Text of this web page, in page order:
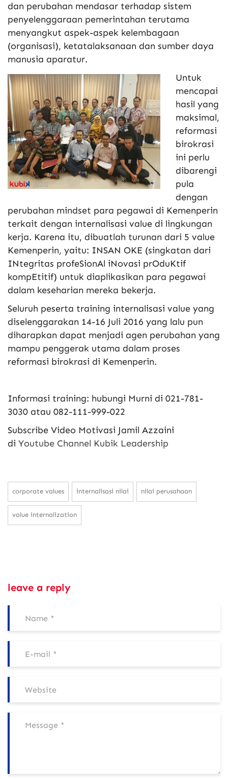
dan perubahan mendasar terhadap sistem
penyelenggaraan pemerintahan terutama
menyangkut aspek-aspek kelembagaan
(organisasi), ketatalaksanaan dan sumber daya
manusia aparatur.
Untuk
mencapai
hasil yang
maksimal,
reformasi
birokrasi
ini perlu
dibarengi
pula
dengan
perubahan mindset para pegawai di Kemenperin
terkait dengan internalisasi value di lingkungan
kerja. Karena itu, dibuatlah turunan dari 5 value
Kemenperin, yaitu: INSAN OKE (singkatan dari
INtegritas profeSionAl iNovasi prOduKtif
kompEtitif) untuk diaplikasikan para pegawai
dalam keseharian mereka bekerja.
Seluruh peserta training internalisasi value yang
diselenggarakan 14-16 Juli 2016 yang lalu pun
diharapkan dapat menjadi agen perubahan yang
mampu penggerak utama dalam proses
reformasi birokrasi di Kemenperin.
Informasi training: hubungi Murni di 021-781-
3030 atau 082-111-999-022
Subscribe Video Motivasi Jamil Azzaini
di Youtube Channel Kubik Leadership
corporate values internalisasi nilai nilai perusahaan
value internalization
leave a reply